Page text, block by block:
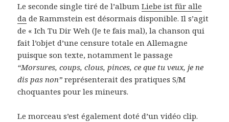
Le seconde single tiré de l’albumLiebe ist für alle
da de Rammstein est désormais disponible. Il s’agit
de « Ich Tu Dir Weh (Je te fais mal), la chanson qui
fait l’objet d’une censure totale en Allemagne
puisque son texte, notamment le passage
“Morsures, coups, clous, pinces, ce que tu veux, je ne
dis pas non” représenterait des pratiques S/M
choquantes pour les mineurs.
Le morceau s’est également doté d’un vidéo clip.